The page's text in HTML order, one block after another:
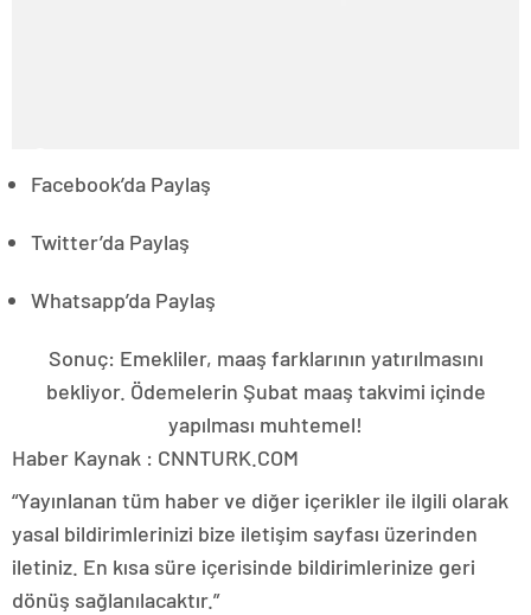
Facebook’da Paylaş
Twitter’da Paylaş
Whatsapp’da Paylaş
Sonuç: Emekliler, maaş farklarının yatırılmasını
bekliyor. Ödemelerin Şubat maaş takvimi içinde
yapılması muhtemel!
Haber Kaynak : CNNTURK.COM
“Yayınlanan tüm haber ve diğer içerikler ile ilgili olarak
yasal bildirimlerinizi bize iletişim sayfası üzerinden
iletiniz. En kısa süre içerisinde bildirimlerinize geri
dönüş sağlanılacaktır.”